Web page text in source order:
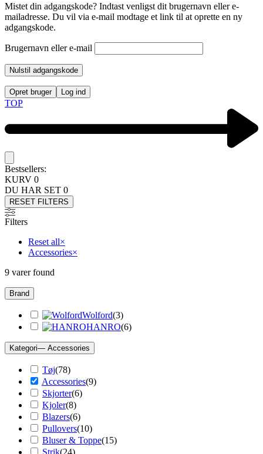
Mistet din adgangskode? Indtast venligst dit brugernavn eller e-
mailadresse. Du vil via e-mail modtage et link til at oprette en ny
adgangskode.
Brugernavn eller e-mail
Nulstil adgangskode
Opret bruger Log ind
TOP
Bestsellers:
KURV 0
DU HAR SET 0
RESET FILTERS
Filters
Reset all×
Accessories×
9 varer found
Brand
Wolford(3)
HANRO(6)
Kategori— Accessories
Tøj(78)
Accessories(9)
Skjorter(6)
Kjoler(8)
Blazers(6)
Pullovers(10)
Bluser & Toppe(15)
Strik(24)